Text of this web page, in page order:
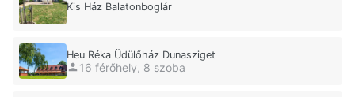
Kis Ház Balatonboglár
Heu Réka Üdülőház Dunasziget
16 férőhely, 8 szoba